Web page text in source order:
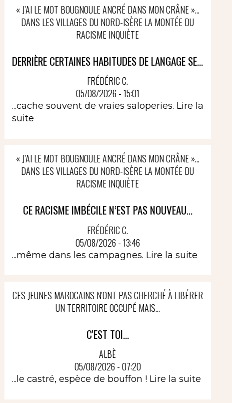
« J’AI LE MOT BOUGNOULE ANCRÉ DANS MON CRÂNE »…
DANS LES VILLAGES DU NORD-ISÈRE LA MONTÉE DU
RACISME INQUIÈTE
DERRIÈRE CERTAINES HABITUDES DE LANGAGE SE...
FRÉDÉRIC C.
05/08/2026 - 15:01
...cache souvent de vraies saloperies. Lire la
suite
« J’AI LE MOT BOUGNOULE ANCRÉ DANS MON CRÂNE »…
DANS LES VILLAGES DU NORD-ISÈRE LA MONTÉE DU
RACISME INQUIÈTE
CE RACISME IMBÉCILE N’EST PAS NOUVEAU...
FRÉDÉRIC C.
05/08/2026 - 13:46
...même dans les campagnes. Lire la suite
CES JEUNES MAROCAINS N'ONT PAS CHERCHÉ À LIBÉRER
UN TERRITOIRE OCCUPÉ MAIS...
C'EST TOI...
ALBÈ
05/08/2026 - 07:20
...le castré, espèce de bouffon ! Lire la suite